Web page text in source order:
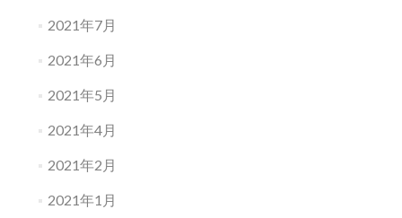
2021年7月
2021年6月
2021年5月
2021年4月
2021年2月
2021年1月